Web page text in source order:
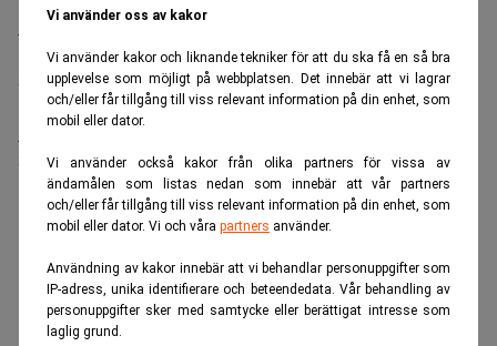
Vi använder oss av kakor
Vi använder kakor och liknande tekniker för att du ska få en så bra
upplevelse som möjligt på webbplatsen. Det innebär att vi lagrar
och/eller får tillgång till viss relevant information på din enhet, som
mobil eller dator.
Vi använder också kakor från olika partners för vissa av
ändamålen som listas nedan som innebär att vår partners
och/eller får tillgång till viss relevant information på din enhet, som
mobil eller dator. Vi och våra partners använder.
Användning av kakor innebär att vi behandlar personuppgifter som
IP-adress, unika identifierare och beteendedata. Vår behandling av
personuppgifter sker med samtycke eller berättigat intresse som
laglig grund.
Placering:Bromma, Stockholm
Sista ansökningsdag:21/08/2026
Sista ansökningsdag:13/06/2026
ANNONS